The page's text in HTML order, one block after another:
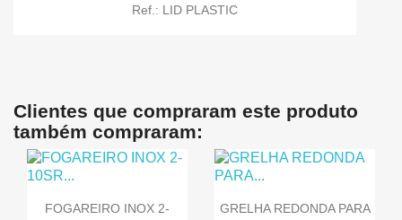
Ref.: LID PLASTIC
Clientes que compraram este produto
também compraram:
FOGAREIRO INOX 2-
GRELHA REDONDA PARA